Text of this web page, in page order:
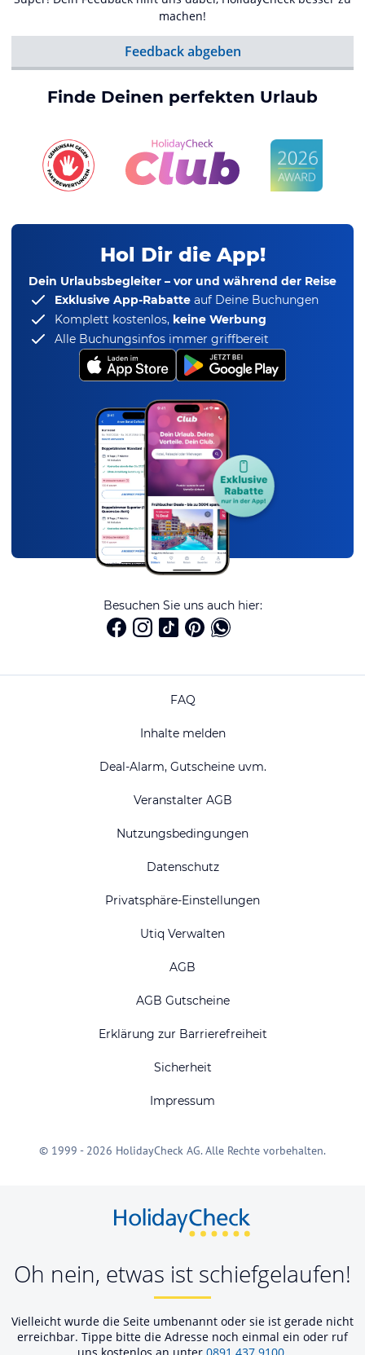
machen!
Feedback abgeben
Finde Deinen perfekten Urlaub
Hol Dir die App!
Dein Urlaubsbegleiter – vor und während der Reise
Exklusive App-Rabatte auf Deine Buchungen
Komplett kostenlos, keine Werbung
Alle Buchungsinfos immer griffbereit
Besuchen Sie uns auch hier:
FAQ
Inhalte melden
Deal-Alarm, Gutscheine uvm.
Veranstalter AGB
Nutzungsbedingungen
Datenschutz
Privatsphäre-Einstellungen
Utiq Verwalten
AGB
AGB Gutscheine
Erklärung zur Barrierefreiheit
Sicherheit
Impressum
© 1999 - 2026 HolidayCheck AG. Alle Rechte vorbehalten.
Oh nein, etwas ist schiefgelaufen!
Vielleicht wurde die Seite umbenannt oder sie ist gerade nicht
erreichbar. Tippe bitte die Adresse noch einmal ein oder ruf